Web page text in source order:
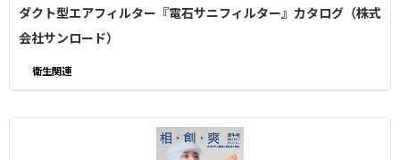
ダクト型エアフィルター『電石サニフィルター』カタログ（株式
会社サンロード）
衛生関連